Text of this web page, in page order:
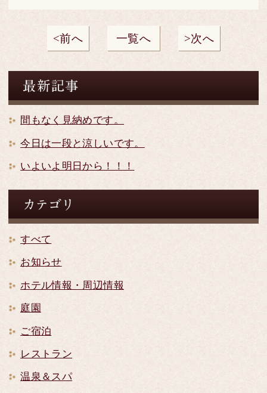
前へ 一覧へ 次へ
間もなく見納めです。
今日は一段と涼しいです。
いよいよ明日から！！！
すべて
お知らせ
ホテル情報・周辺情報
庭園
ご宿泊
レストラン
温泉＆スパ